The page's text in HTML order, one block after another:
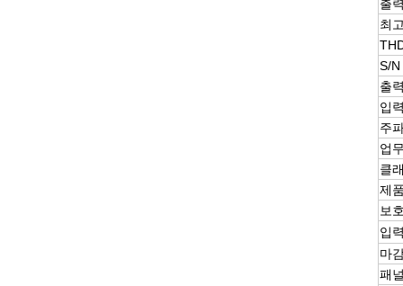
출
최
S/
출
입
주
업
클
제
보
입
마
패